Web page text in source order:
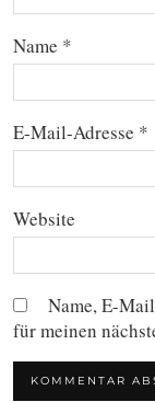
Name *
E-Mail-Adresse *
Website
Name, E-
für meinen